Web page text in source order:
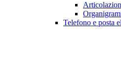
Telefono e posta